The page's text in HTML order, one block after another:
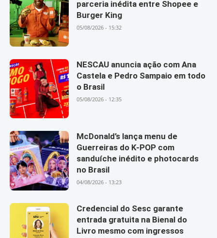
parceria inédita entre Shopee e
Burger King
05/08/2026 - 15:32
NESCAU anuncia ação com Ana
Castela e Pedro Sampaio em todo
o Brasil
05/08/2026 - 12:35
McDonald’s lança menu de
Guerreiras do K-POP com
sanduíche inédito e photocards
no Brasil
04/08/2026 - 13:23
Credencial do Sesc garante
entrada gratuita na Bienal do
Livro mesmo com ingressos